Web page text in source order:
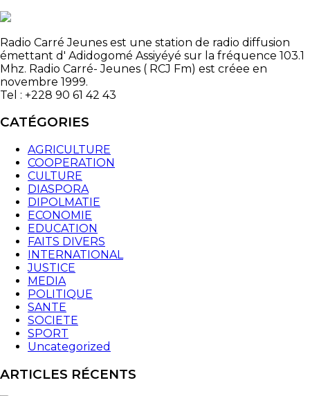
Radio Carré Jeunes est une station de radio diffusion
émettant d' Adidogomé Assiyéyé sur la fréquence 103.1
Mhz. Radio Carré- Jeunes ( RCJ Fm) est créee en
novembre 1999.
Tel : +228 90 61 42 43
CATÉGORIES
AGRICULTURE
COOPERATION
CULTURE
DIASPORA
DIPOLMATIE
ECONOMIE
EDUCATION
FAITS DIVERS
INTERNATIONAL
JUSTICE
MEDIA
POLITIQUE
SANTE
SOCIETE
SPORT
Uncategorized
ARTICLES RÉCENTS